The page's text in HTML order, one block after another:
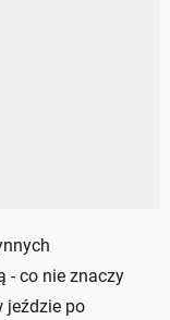
- co nie znaczy
jeździe po